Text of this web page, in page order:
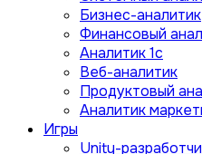
Бизнес-аналитик
Финансовый
Aналитик 1с
Веб-аналитик
Продуктовый
Аналитик
Игры
Unity-